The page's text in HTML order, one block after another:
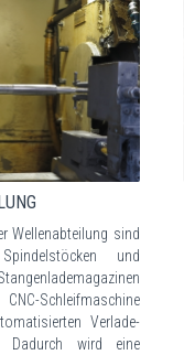
Wellenabteilung sind
und
Schleifmaschine
Verlade-
Dadurch wird eine